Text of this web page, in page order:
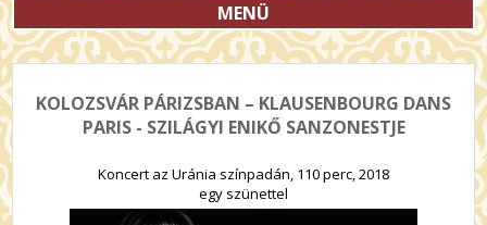
MENÜ
KOLOZSVÁR PÁRIZSBAN – KLAUSENBOURG DANS
PARIS - SZILÁGYI ENIKŐ SANZONESTJE
Koncert az Uránia színpadán, 110 perc, 2018
egy szünettel